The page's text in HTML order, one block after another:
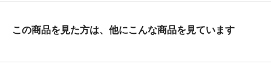
この商品を見た方は、他にこんな商品を見ています